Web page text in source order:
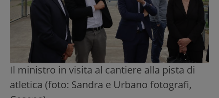
Il ministro in visita al cantiere alla pista di
atletica (foto: Sandra e Urbano fotografi,